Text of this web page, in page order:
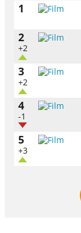
1
2
+2
3
+2
4
-1
5
+3